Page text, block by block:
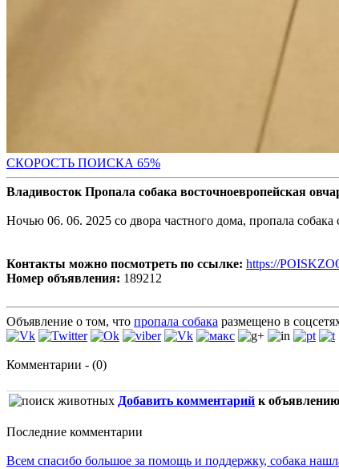
СКОРОСТЬ ПОИСКА 65%
Владивосток Пропала собака восточноевропейская
Ночью 06. 06. 2025 со двора частного дома, пропала
Контакты можно посмотреть по ссылке: https://
Номер объявления: 189212
Объявление о том, что пропала собака размещено в
Комментарии - (0)
Добавить комментарий к объявлению
Последние комментарии
Всем спасибо большое за помощь и поддержку, собака